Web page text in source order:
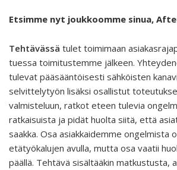
Etsimme nyt joukkoomme sinua,
Tehtävässä tulet toimimaan
tuessa toimitustemme jälkeen.
tulevat pääsääntöisesti sähköisten
selvittelytyön lisäksi osallistut
valmisteluun, ratkot eteen tulevia
ratkaisuista ja pidät huolta siitä, että
saakka. Osa asiakkaidemme ongelmista
etätyökalujen avulla, mutta osa vaatii
päällä. Tehtävä sisältääkin matkustusta,